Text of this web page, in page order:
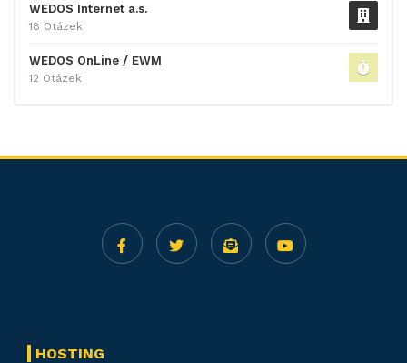
WEDOS Internet a.s.
18 Otázek
WEDOS OnLine / EWM
12 Otázek
HOSTING